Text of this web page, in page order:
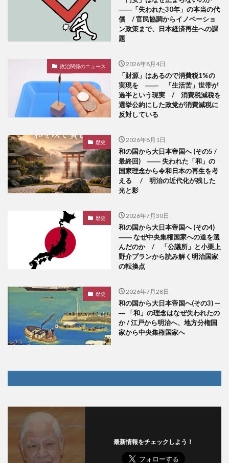
――「失われた30年」の本当の代
償 / 官民協調からイノベーショ
ン政策まで、日本経済再生への課
題
政治関係のニュース 2026年8月4日
「財源」はあるので消費税1%の
実現を ―― 「生活苦」世帯が
過半という現実 / 消費税減税を
選挙公約にした政党が消費減税に
反対している
歴史 2026年8月1日
和の国から大日本帝国へ (その5 /
最終回) ―― 失われた「和」の
国家理念から令和日本の再生を考
える / 明治の近代化が残した
光と影
歴史 2026年7月30日
和の国から大日本帝国へ (その4)
―― なぜ中央集権国家への道を選
んだのか / 「公議所」と小栗上
野介プランから読み解く明治国家
の転換点
歴史 2026年7月28日
和の国から大日本帝国へ(その3) —
― 「和」の理念はなぜ失われたの
か / 江戸から明治へ、地方分権国
家から中央集権国家へ
最新情報をチェックしよう！